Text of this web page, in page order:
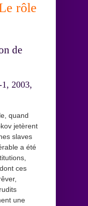
rôle
de
2003,
quand
jetèrent
slaves
a été
ces
une